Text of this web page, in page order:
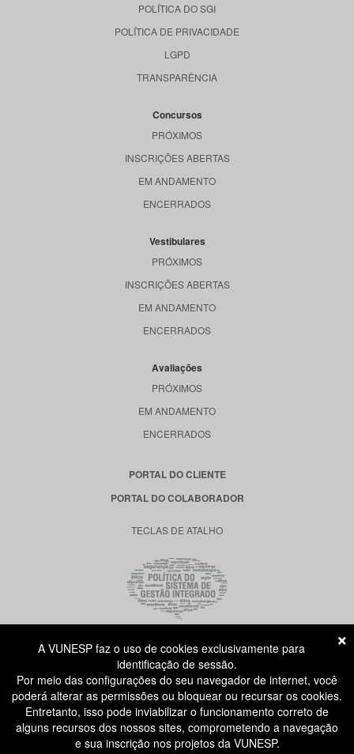
POLÍTICA DO SGI
POLÍTICA DE PRIVACIDADE
LGPD
TRANSPARÊNCIA
Concursos
PRÓXIMOS
INSCRIÇÕES ABERTAS
EM ANDAMENTO
ENCERRADOS
Vestibulares
PRÓXIMOS
INSCRIÇÕES ABERTAS
EM ANDAMENTO
ENCERRADOS
Avaliações
PRÓXIMOS
EM ANDAMENTO
ENCERRADOS
PORTAL DO CLIENTE
PORTAL DO COLABORADOR
TECLAS DE ATALHO
RUA DONA GERMAINE BURCHARD, 515
ÁGUA BRANCA - SÃO PAULO SP
CEP: 05002-062
ATENDIMENTO AO CANDIDATO
A VUNESP faz o uso de cookies exclusivamente para
identificação de sessão.
Por meio das configurações do seu navegador de internet, você
poderá alterar as permissões ou bloquear ou recursar os cookies.
Entretanto, isso pode inviabilizar o funcionamento correto de
alguns recursos dos nossos sites, comprometendo a navegação
e sua inscrição nos projetos da VUNESP.